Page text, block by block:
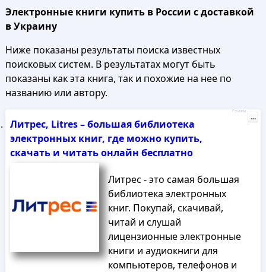
Электронные книги купить в России с доставкой
в Украину
Ниже показаны результаты поиска известных
поисковых систем. В результатах могут быть
показаны как эта книга, так и похожие на нее по
названию или автору.
Литрес, Litres – большая библиотека
электронных книг, где можно купить,
скачать и читать онлайн бесплатно
Литрес - это самая большая
библиотека электронных
книг. Покупай, скачивай,
читай и слушай
лицензионные электронные
книги и аудиокниги для
компьютеров, телефонов и
Реклама
...